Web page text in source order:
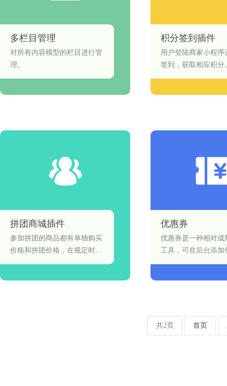
多栏目管理
对所有内容模型的栏目进行管
理。
积分签到插件
用户登陆商家小程序
签到，获取相应积分
拼团商城插件
参加拼团的商品都有单独购买
价格和拼团价格，在规定时间
内达到相应的标准人数购买，
优惠券
优惠券是一种相对成
工具，可在后台添加
共2页 首页